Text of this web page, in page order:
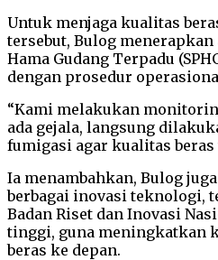
Untuk menjaga kualitas
tersebut, Bulog menerapkan
Hama Gudang Terpadu
dengan prosedur
“Kami melakukan
ada gejala, langsung
fumigasi agar kualitas beras
Ia menambahkan, Bulog
berbagai inovasi teknologi,
Badan Riset dan Inovasi
tinggi, guna meningkatkan
beras ke depan.